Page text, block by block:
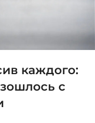
каждого:
с